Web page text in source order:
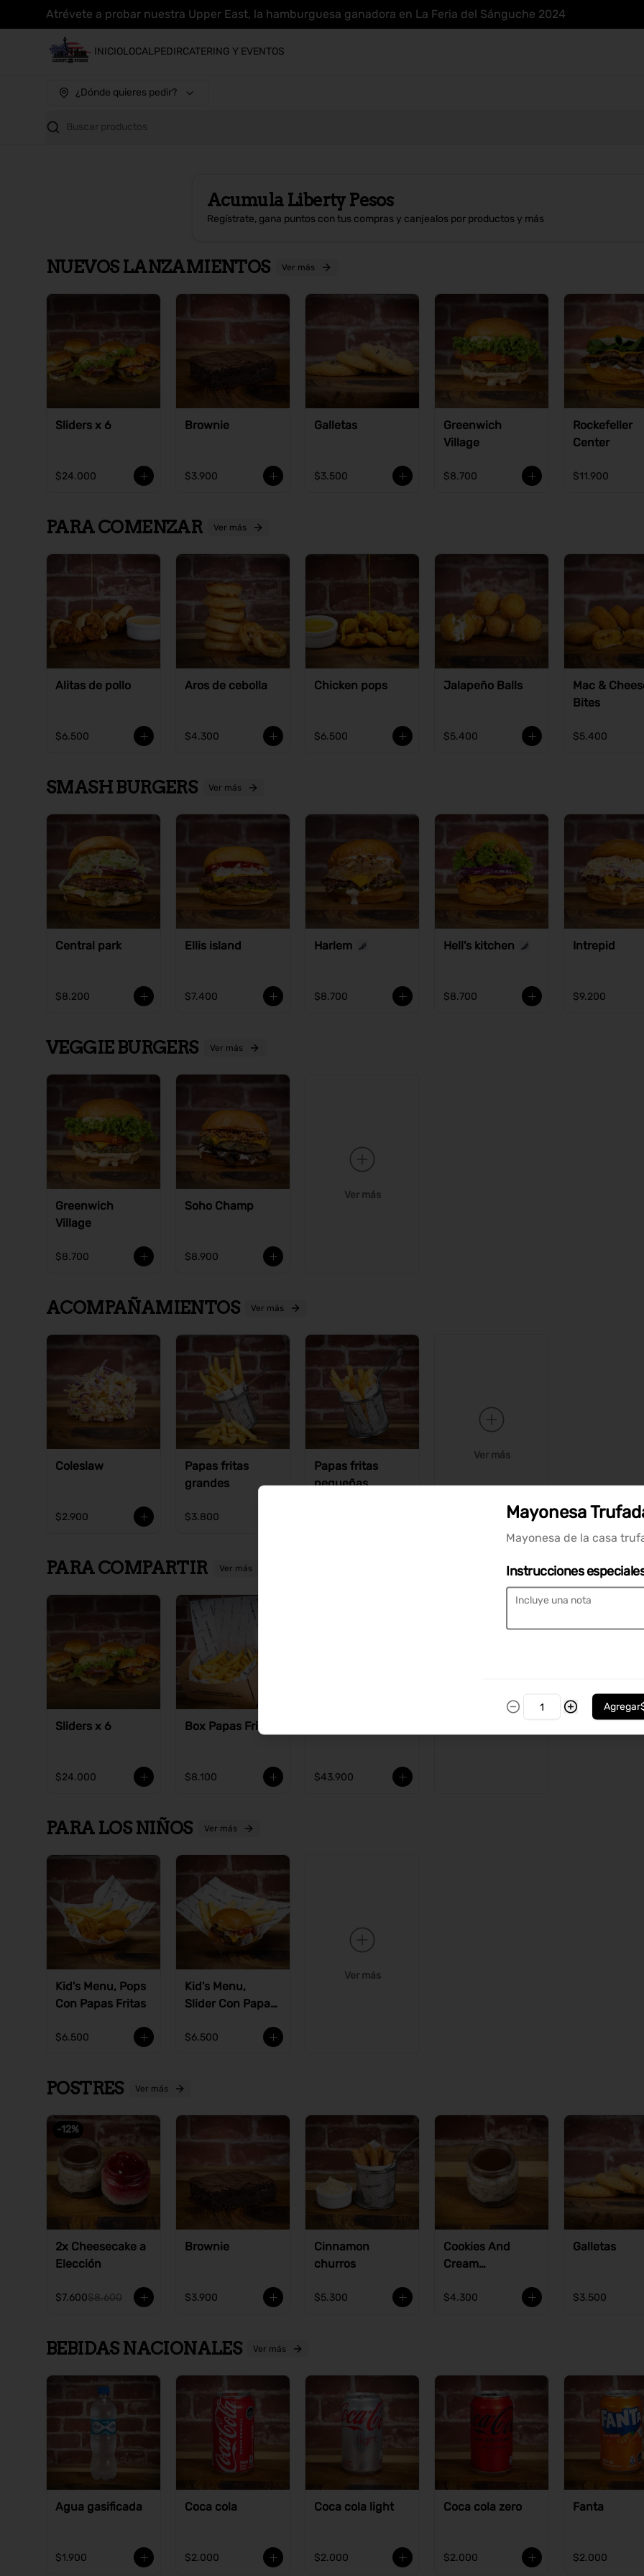
Atrévete a probar nuestra Upper East, la hamburguesa ganadora en La Feria del Sánguche 2024
INICIOLOCALPEDIRCATERING Y EVENTOS
¿Dónde quieres pedir?
Buscar productos
Acumula Liberty Pesos
Regístrate, gana puntos con tus compras y canjealos por productos y más
NUEVOS LANZAMIENTOS Ver más
Sliders x 6
$24.000
Brownie
$3.900
Galletas
$3.500
Greenwich
Village
$8.700
Rockefeller
Center
$11.900
PARA COMENZAR Ver más
Alitas de pollo
$6.500
Aros de cebolla
$4.300
Chicken pops
$6.500
Jalapeño Balls
$5.400
Mac &
Bites
$5.400
SMASH BURGERS Ver más
Central park
$8.200
Ellis island
$7.400
Harlem
$8.700
Hell's kitchen
$8.700
Intrepid
$9.200
VEGGIE BURGERS Ver más
Greenwich
Village
$8.700
Soho Champ
$8.900
Ver más
ACOMPAÑAMIENTOS Ver más
Coleslaw
$2.900
Papas fritas
grandes
$3.800
Papas fritas
pequeñas
Ver más
PARA COMPARTIR Ver más
Sliders x 6
$24.000
Box Papas Fritas
$8.100 $43.900
Ver más
PARA LOS NIÑOS Ver más
Kid's Menu, Pops
Con Papas Fritas
$6.500
Kid's Menu,
Slider Con Papas
$6.500
Ver más
POSTRES Ver más
-12%
2x Cheesecake a
Elección
$7.600$8.600
Brownie
$3.900
Cinnamon
churros
$5.300
Cookies And
Cream
$4.300
Galletas
$3.500
BEBIDAS NACIONALES Ver más
Agua gasificada
$1.900
Coca cola
$2.000
Coca cola light
$2.000
Coca cola zero
$2.000
Fanta
$2.000
Mayonesa
Mayonesa de la casa
Instrucciones
Agregar